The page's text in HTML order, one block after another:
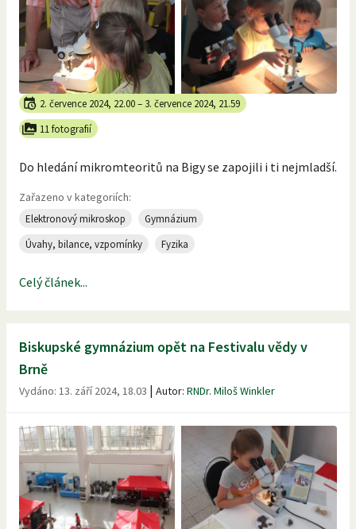
2. července 2024, 22.00– 3. července 2024, 21.59
11 fotografií
Do hledání mikromteoritů na Bigy se zapojili i ti nejmladší.
Zařazeno v kategoriích:
Elektronový mikroskop
Gymnázium
Úvahy, bilance, vzpomínky
Fyzika
Celý článek...
Biskupské gymnázium opět na Festivalu vědy v
Brně
Vydáno: 13. září 2024, 18.03 | Autor: RNDr. Miloš Winkler